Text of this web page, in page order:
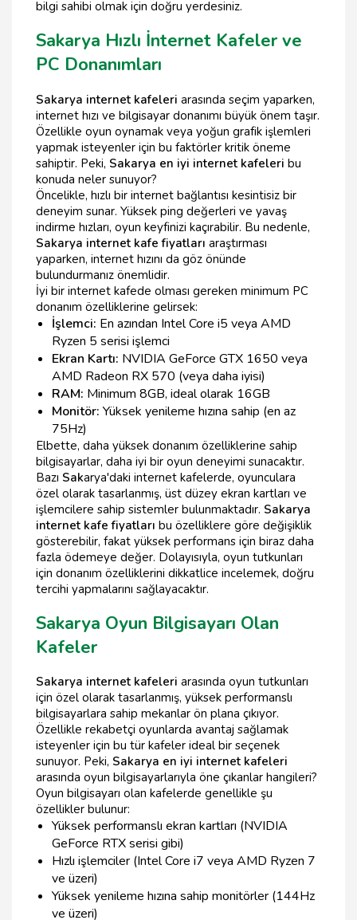
bilgi sahibi olmak için doğru yerdesiniz.
Sakarya Hızlı İnternet Kafeler ve
PC Donanımları
Sakarya internet kafeleri arasında seçim yaparken,
internet hızı ve bilgisayar donanımı büyük önem taşır.
Özellikle oyun oynamak veya yoğun grafik işlemleri
yapmak isteyenler için bu faktörler kritik öneme
sahiptir. Peki, Sakarya en iyi internet kafeleri bu
konuda neler sunuyor?
Öncelikle, hızlı bir internet bağlantısı kesintisiz bir
deneyim sunar. Yüksek ping değerleri ve yavaş
indirme hızları, oyun keyfinizi kaçırabilir. Bu nedenle,
Sakarya internet kafe fiyatları araştırması
yaparken, internet hızını da göz önünde
bulundurmanız önemlidir.
İyi bir internet kafede olması gereken minimum PC
donanım özelliklerine gelirsek:
İşlemci: En azından Intel Core i5 veya AMD
Ryzen 5 serisi işlemci
Ekran Kartı: NVIDIA GeForce GTX 1650 veya
AMD Radeon RX 570 (veya daha iyisi)
RAM: Minimum 8GB, ideal olarak 16GB
Monitör: Yüksek yenileme hızına sahip (en az
75Hz)
Elbette, daha yüksek donanım özelliklerine sahip
bilgisayarlar, daha iyi bir oyun deneyimi sunacaktır.
Bazı Sakarya'daki internet kafelerde, oyunculara
özel olarak tasarlanmış, üst düzey ekran kartları ve
işlemcilere sahip sistemler bulunmaktadır. Sakarya
internet kafe fiyatları bu özelliklere göre değişiklik
gösterebilir, fakat yüksek performans için biraz daha
fazla ödemeye değer. Dolayısıyla, oyun tutkunları
için donanım özelliklerini dikkatlice incelemek, doğru
tercihi yapmalarını sağlayacaktır.
Sakarya Oyun Bilgisayarı Olan
Kafeler
Sakarya internet kafeleri arasında oyun tutkunları
için özel olarak tasarlanmış, yüksek performanslı
bilgisayarlara sahip mekanlar ön plana çıkıyor.
Özellikle rekabetçi oyunlarda avantaj sağlamak
isteyenler için bu tür kafeler ideal bir seçenek
sunuyor. Peki, Sakarya en iyi internet kafeleri
arasında oyun bilgisayarlarıyla öne çıkanlar hangileri?
Oyun bilgisayarı olan kafelerde genellikle şu
özellikler bulunur:
Yüksek performanslı ekran kartları (NVIDIA
GeForce RTX serisi gibi)
Hızlı işlemciler (Intel Core i7 veya AMD Ryzen 7
ve üzeri)
Yüksek yenileme hızına sahip monitörler (144Hz
ve üzeri)